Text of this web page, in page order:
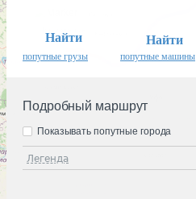
Найти
попутные грузы
Найти
попутные машины
Подробный маршрут
Легенда
Показывать попутные города